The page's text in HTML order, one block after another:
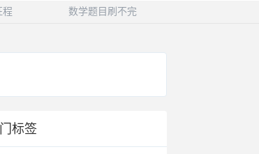
数学题目刷不完
程
标签